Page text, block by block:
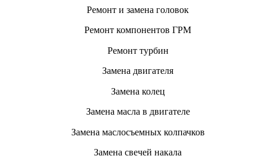
Ремонт и замена головок
Ремонт компонентов ГРМ
Ремонт турбин
Замена двигателя
Замена колец
Замена масла в двигателе
Замена маслосъемных колпачков
Замена свечей накала